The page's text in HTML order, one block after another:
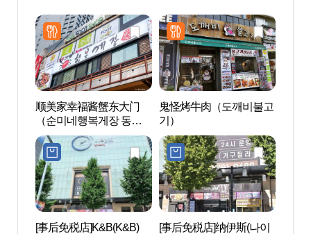
顺美家幸福酱蟹东大门
（순미네행복게장 동대
문）
鬼怪烤牛肉（도깨비불고
기）
[事后免税店]K&B(K&B)
[事后免税店]纳伊斯(나이